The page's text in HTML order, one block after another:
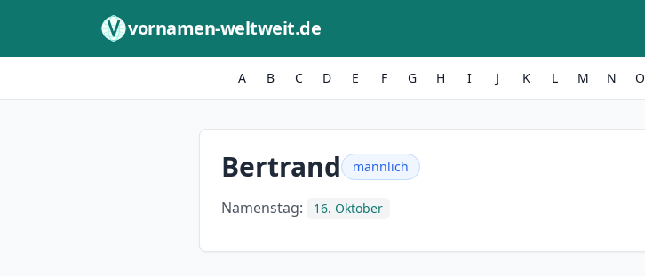
vornamen-weltweit.de
A B C D E F G H I J K L M N O
Bertrand männlich
Namenstag: 16. Oktober